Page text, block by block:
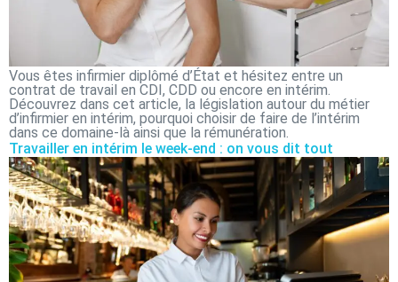
Vous êtes infirmier diplômé d’État et hésitez entre un
contrat de travail en CDI, CDD ou encore en intérim.
Découvrez dans cet article, la législation autour du métier
d’infirmier en intérim, pourquoi choisir de faire de l’intérim
dans ce domaine-là ainsi que la rémunération.
Travailler en intérim le week-end : on vous dit tout